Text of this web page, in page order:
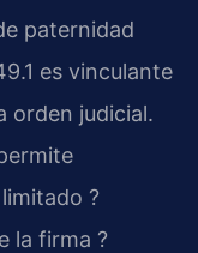
paternidad
es vinculante
orden judicial.
?
la firma ?